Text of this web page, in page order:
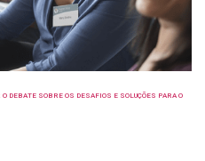
DEBATE SOBRE OS DESAFIOS E SOLUÇÕES PARA O